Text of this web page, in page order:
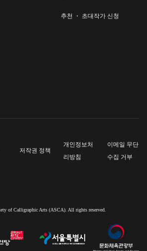
추천 ・ 초대작가 신청
저작권 정책
개인정보처
리방침
이메일 무단
수집 거부
of Calligraphic Arts (ASCA). All rights reserved.